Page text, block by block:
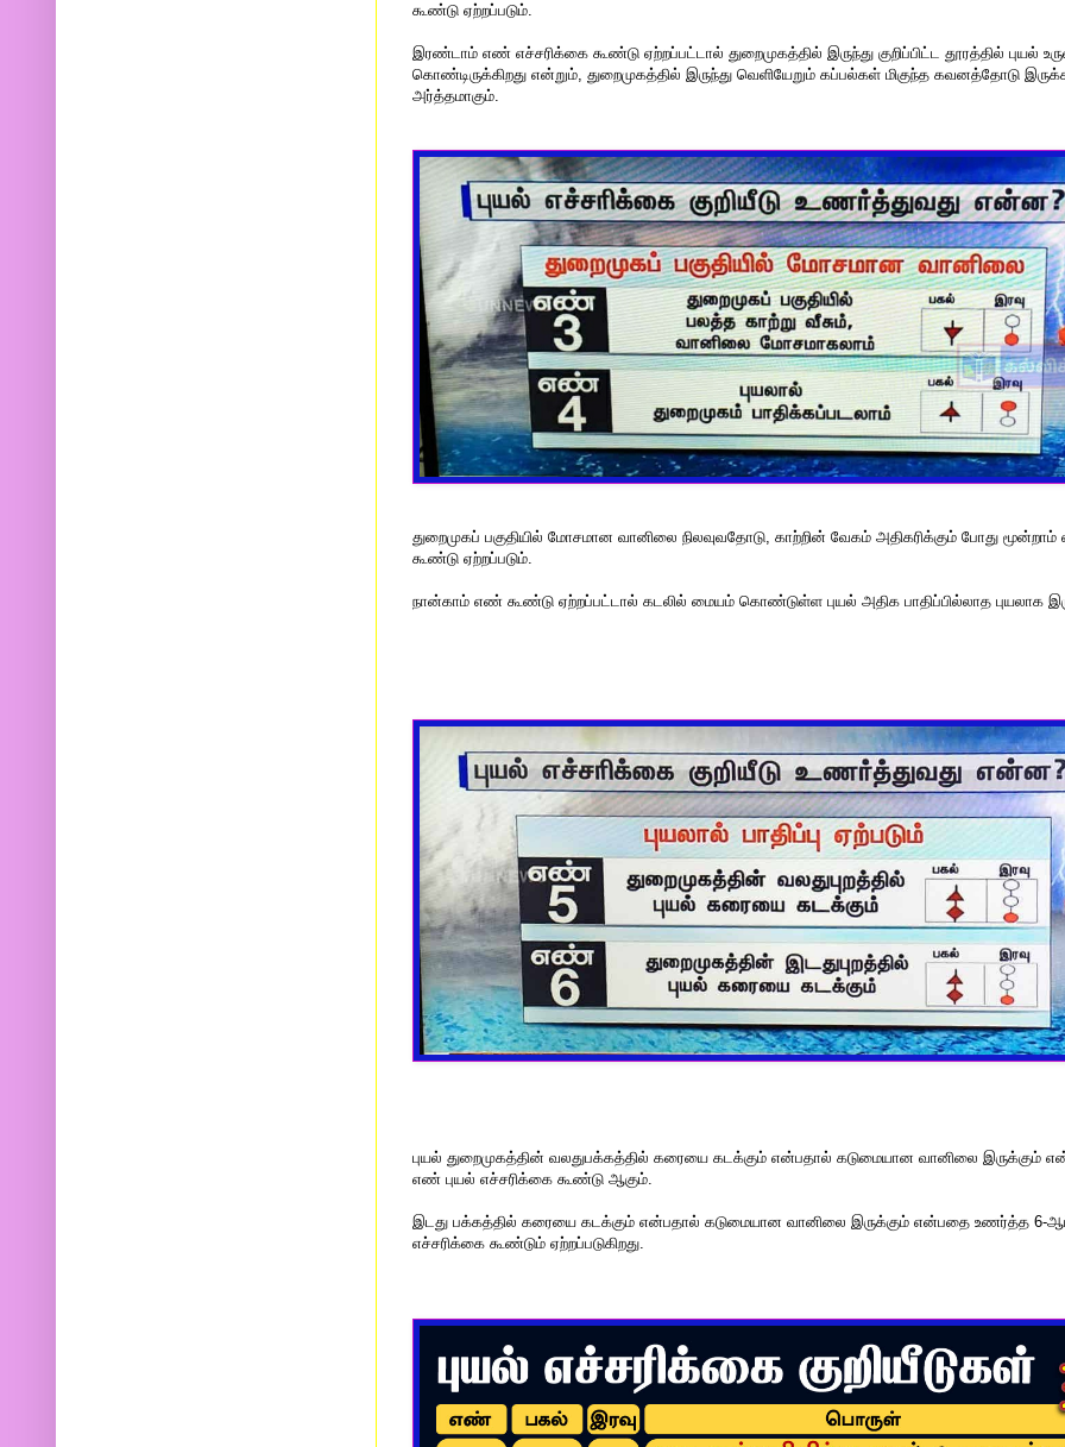
கூண்டு ஏற்றப்படும்.
இரண்டாம் எண் எச்சரிக்கை கூண்டு ஏற்றப்பட்டால் துறைமுகத்தில் இருந்து குறிப்பிட்ட தூரத்தில் புயல்
கொண்டிருக்கிறது என்றும், துறைமுகத்தில் இருந்து வெளியேறும் கப்பல்கள் மிகுந்த கவனத்தோடு
அர்த்தமாகு‌ம்.
துறைமுகப் பகுதியில் மோசமான வானிலை நிலவுவதோடு, காற்றின் வேகம் அதிகரிக்கும் போது
கூண்டு ஏற்றப்படும்.
நான்காம் எண் கூண்டு ஏற்றப்பட்டால் கடலில் மையம் கொண்டுள்ள புயல் அதிக பாதிப்பில்லாத புயலாக
புயல் துறைமுகத்தின் வலதுபக்கத்தில் கரையை கடக்கும் என்பதால் கடுமையான வானிலை
எண் புயல் எச்சரிக்கை கூண்டு ஆகும்.
இடது பக்கத்தில் கரையை கடக்கும் என்பதால் கடுமையான வானிலை இருக்கும் என்பதை உணர்த்த 6-
எச்சரிக்கை கூண்டும் ஏற்றப்படுகிறது.